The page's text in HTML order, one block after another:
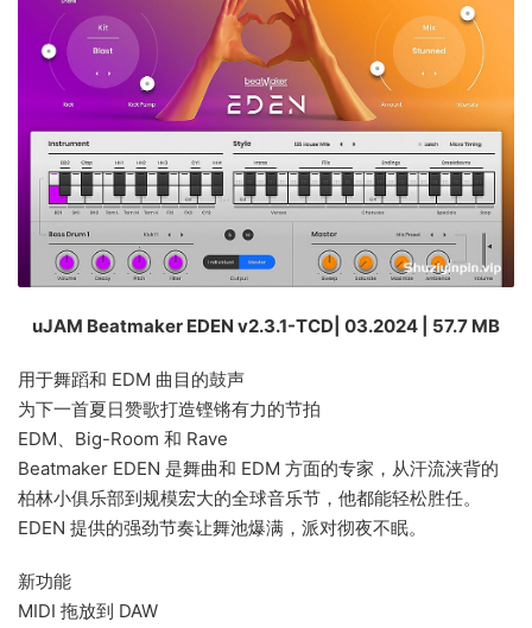
uJAM Beatmaker EDEN v2.3.1-TCD| 03.2024 | 57.7 MB
用于舞蹈和 EDM 曲目的鼓声
为下一首夏日赞歌打造铿锵有力的节拍
EDM、Big-Room 和 Rave
Beatmaker EDEN 是舞曲和 EDM 方面的专家，从汗流浃背的
柏林小俱乐部到规模宏大的全球音乐节，他都能轻松胜任。
EDEN 提供的强劲节奏让舞池爆满，派对彻夜不眠。
新功能
MIDI 拖放到 DAW